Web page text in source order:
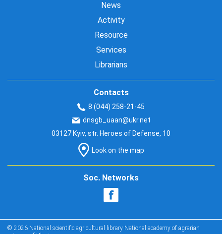
News
Activity
Resource
Services
Librarians
Contacts
8 (044) 258-21-45
dnsgb_uaan@ukr.net
03127 Kyiv, str. Heroes of Defense, 10
Look on the map
Soc. Networks
© 2026 National scientific agricultural library National academy of agrarian